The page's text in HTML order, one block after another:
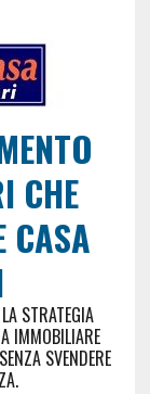
CHE
CASA
STRATEGIA
IMMOBILIARE
SVENDERE